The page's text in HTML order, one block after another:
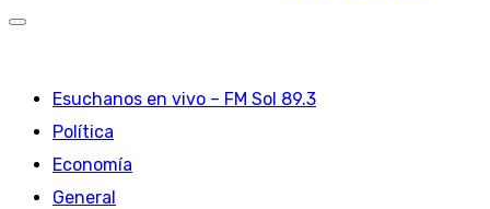
Esuchanos en vivo – FM Sol 89.3
Política
Economía
General